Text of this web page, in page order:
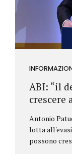
all’AMLA,
ABI: “il
crescere
Antonio
lotta
possono